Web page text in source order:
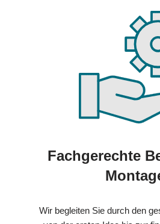
Fachgerechte
Wir begleiten Sie durch den